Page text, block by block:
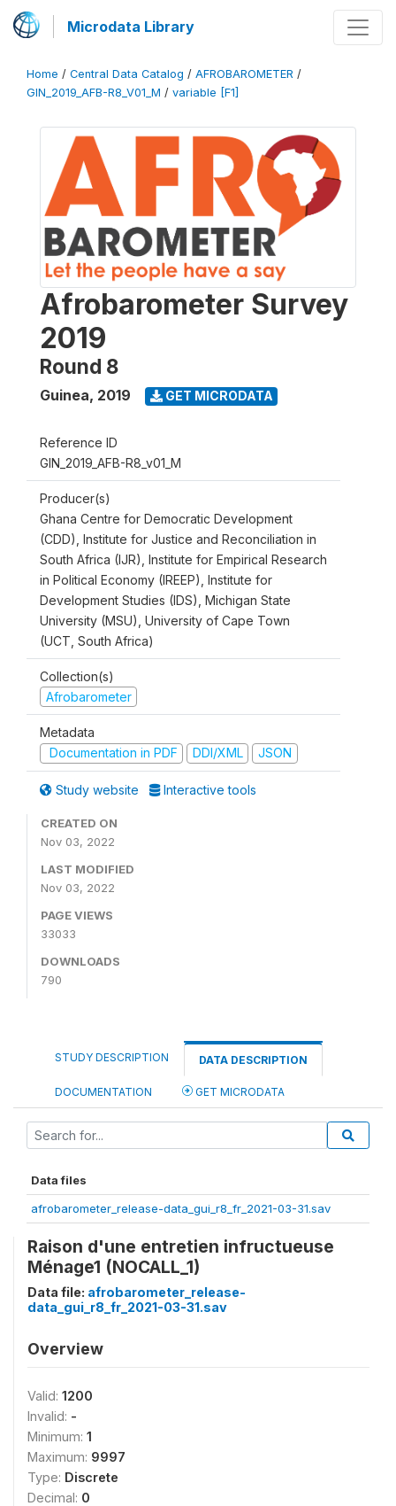
Microdata Library
Home / Central Data Catalog / AFROBAROMETER /
GIN_2019_AFB-R8_V01_M / variable [F1]
Afrobarometer Survey
2019
Round 8
Guinea, 2019 GET MICRODATA
Reference ID
GIN_2019_AFB-R8_v01_M
Producer(s)
Ghana Centre for Democratic Development
(CDD), Institute for Justice and Reconciliation in
South Africa (IJR), Institute for Empirical Research
in Political Economy (IREEP), Institute for
Development Studies (IDS), Michigan State
University (MSU), University of Cape Town
(UCT, South Africa)
Collection(s)
Afrobarometer
Metadata
Documentation in PDF
DDI/XML JSON
Study website Interactive tools
CREATED ON
Nov 03, 2022
LAST MODIFIED
Nov 03, 2022
PAGE VIEWS
33033
DOWNLOADS
790
STUDY DESCRIPTION DATA DESCRIPTION
DOCUMENTATION GET MICRODATA
Data files
afrobarometer_release-data_gui_r8_fr_2021-03-31.sav
Raison d'une entretien infructueuse
Ménage1 (NOCALL_1)
Data file: afrobarometer_release-
data_gui_r8_fr_2021-03-31.sav
Overview
Valid: 1200
Invalid: -
Minimum: 1
Maximum: 9997
Type: Discrete
Decimal: 0